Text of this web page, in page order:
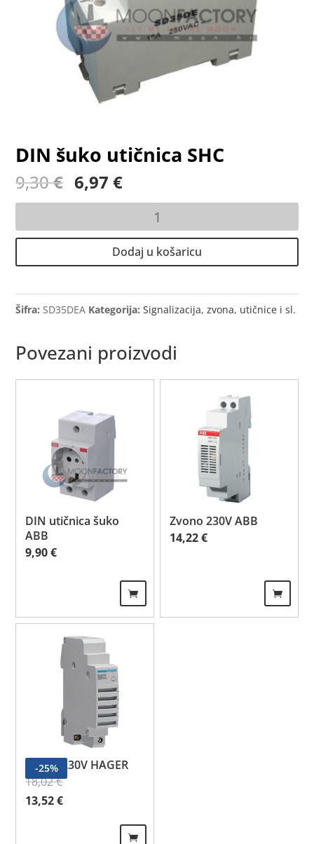
DIN šuko utičnica SHC
9,30€ Izvorna
cijena
je:
9,30 €.
6,97€Trenutna
cijena
6,97 €.
utičnica
Dodaj u košaricu
Šifra: SD35DEA Kategorija:Signalizacija, zvona, utičnice i sl.
Povezani proizvodi
DIN utičnica šuko
ABB
9,90€
Zvono 230V ABB
14,22€
-25%
Zvono 230V HAGER
18,02€
Izvorna cijena bila je: 18,02 €.
13,52€Trenutna cijena je: 13,52 €.